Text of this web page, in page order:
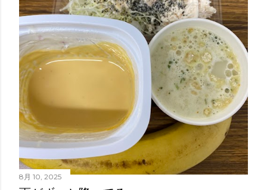
8月 10, 2025